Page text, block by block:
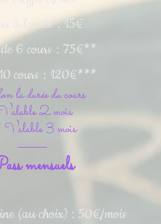
à l'unité : 15€
de 6 cours : 75€**
cours : 120€***
la durée du cours
2 mois
Valable 3 mois
mensuels
(au choix) : 50€/mois